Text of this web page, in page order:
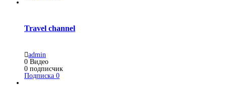
Travel channel
admin
0 Видео
0 подписчик
Подписка 0